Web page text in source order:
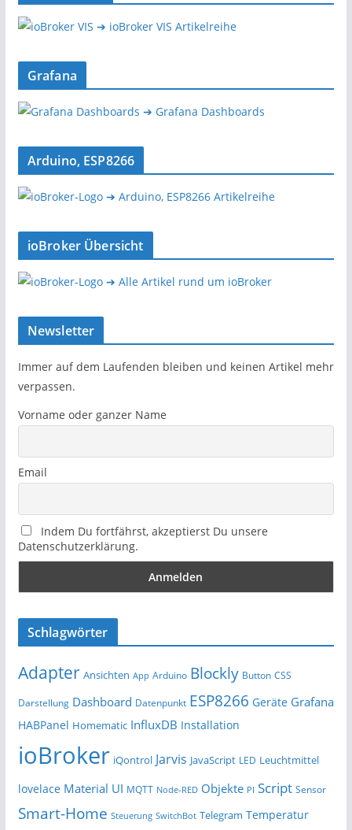
➔ ioBroker VIS Artikelreihe
Grafana
➔ Grafana Dashboards
Arduino, ESP8266
➔ Arduino, ESP8266 Artikelreihe
ioBroker Übersicht
➔ Alle Artikel rund um ioBroker
Newsletter
Immer auf dem Laufenden bleiben und keinen Artikel mehr
verpassen.
Vorname oder ganzer Name
Email
Indem Du fortfährst, akzeptierst Du unsere
Datenschutzerklärung.
Schlagwörter
Adapter Ansichten App Arduino Blockly Button CSS
Darstellung Dashboard Datenpunkt ESP8266 Geräte Grafana
HABPanel Homematic InfluxDB Installation
ioBroker iQontrol Jarvis JavaScript LED Leuchtmittel
lovelace Material UI MQTT Node-RED Objekte PI Script Sensor
Smart-Home Steuerung SwitchBot Telegram Temperatur